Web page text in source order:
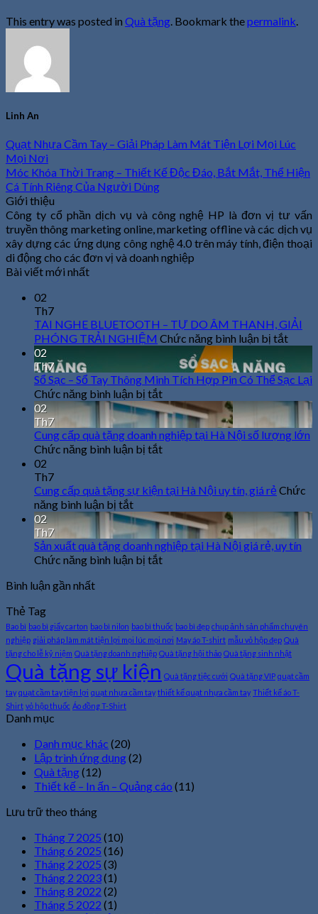
This entry was posted in Quà tặng. Bookmark thepermalink.
Linh An
Quạt Nhựa Cầm Tay – Giải Pháp Làm Mát Tiện Lợi Mọi Lúc
Mọi Nơi
Móc Khóa Thời Trang – Thiết Kế Độc Đáo, Bắt Mắt, Thể Hiện
Cá Tính Riêng Của Người Dùng
Giới thiệu
Công ty cổ phần dịch vụ và công nghệ HP là đơn vị tư vấn
truyền thông marketing online, marketing offline và các dịch vụ
xây dựng các ứng dụng công nghệ 4.0 trên máy tính, điện thoại
di động cho các đơn vị và doanh nghiệp
Bài viết mới nhất
02
Th7
TAI NGHE BLUETOOTH – TỰ DO ÂM THANH, GIẢI
PHÓNG TRẢI NGHIỆM Chức năng bình luận bị tắtở
TỰ
DO
ÂM
TRẢI
02
Th7
Sổ Sạc – Sổ Tay Thông Minh Tích Hợp Pin Có Thể Sạc Lại
Chức năng bình luận bị tắtở
Sổ
Sạc
–
Sổ
Minh
Hợp
Pin
Có
Thể
02
Th7
Cung cấp quà tặng doanh nghiệp tại Hà Nội số lượng lớn
Chức năng bình luận bị tắtở
quà
doanh
nghiệp
tại
Hà
02
Th7
Cung cấp quà tặng sự kiện tại Hà Nội uy tín, giá rẻ Chức
năng bình luận bị tắtở
Cung
cấp
quà
tặng
Nội
uy
tín,
giá
rẻ
02
Th7
Sản xuất quà tặng doanh nghiệp tại Hà Nội giá rẻ, uy tín
Chức năng bình luận bị tắtở
doanh
nghiệp
tại
Hà
Nội
giá
Bình luận gần nhất
Thẻ Tag
Bao bì bao bì giấy carton bao bì nilon bao bì thuốc bao bì đẹp chụp ảnh sản phẩm chuyên
nghiệp giải pháp làm mát tiện lợi mọi lúc mọi nơi May áo T-shirt mẫu vỏ hộp đẹp Quà
tặng cho lễ kỷ niệm Quà tặng doanh nghiệp Quà tặng hội thảo Quà tặng sinh nhật
Quà tặng sự kiện Quà tặng tiệc cưới Quà tặng VIP quạt cầm
tay quạt cầm tay tiện lợi quạt nhựa cầm tay thiết kế quạt nhựa cầm tay Thiết kế áo T-
Shirt vỏ hộp thuốc Áo đồng T-Shirt
Danh mục
Danh mục khác (20)
Lập trình ứng dụng(2)
Quà tặng(12)
Thiết kế – In ấn – Quảng cáo (11)
Lưu trữ theo tháng
Tháng 7 2025 (10)
Tháng 6 2025 (16)
Tháng 2 2025 (3)
Tháng 2 2023(1)
Tháng 8 2022 (2)
Tháng 5 2022 (1)